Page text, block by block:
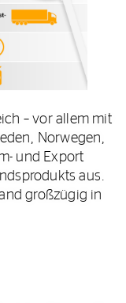
– vor allem mit
Norwegen,
und Export
aus.
großzügig in